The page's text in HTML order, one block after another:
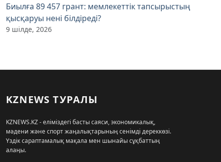
Биылға 89 457 грант: мемлекеттік тапсырыстың
қысқаруы нені білдіреді?
9 шілде, 2026
KZNEWS ТУРАЛЫ
KZNEWS.KZ - еліміздегі басты саяси, экономикалық,
мәдени және спорт жаңалықтарының сенімді дереккөзі.
Үздік сараптамалық мақала мен шынайы сұқбаттың
алаңы.